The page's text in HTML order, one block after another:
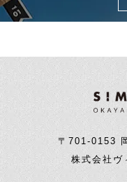
〒701-0153
株式会社ヴ